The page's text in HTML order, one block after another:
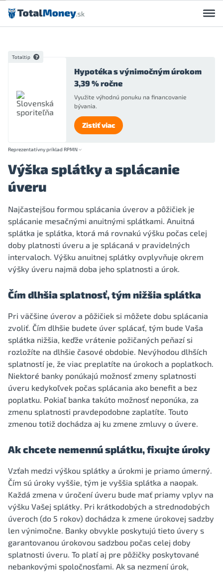
Preskočiť na obsah
Totaltip
Hypotéka s výnimočným úrokom
3,39 % ročne
Využite výhodnú ponuku na financovanie
bývania.
Zistiť viac
Reprezentatívny príklad RPMN
Výška splátky a splácanie
úveru
Najčastejšou formou splácania úverov a pôžičiek je
splácanie mesačnými anuitnými splátkami. Anuitná
splátka je splátka, ktorá má rovnakú výšku počas celej
doby platnosti úveru a je splácaná v pravidelných
intervaloch. Výšku anuitnej splátky ovplyvňuje okrem
výšky úveru najmä doba jeho splatnosti a úrok.
Čím dlhšia splatnosť, tým nižšia splátka
Pri väčšine úverov a pôžičiek si môžete dobu splácania
zvoliť. Čím dlhšie budete úver splácať, tým bude Vaša
splátka nižšia, keďže vrátenie požičaných peňazí si
rozložíte na dlhšie časové obdobie. Nevýhodou dlhších
splatností je, že viac preplatíte na úrokoch a poplatkoch.
Niektoré banky ponúkajú možnosť zmeny splatnosti
úveru kedykoľvek počas splácania ako benefit a bez
poplatku. Pokiaľ banka takúto možnosť neponúka, za
zmenu splatnosti pravdepodobne zaplatíte. Touto
zmenou totiž dochádza aj ku zmene zmluvy o úvere.
Ak chcete nemennú splátku, fixujte úroky
Vzťah medzi výškou splátky a úrokmi je priamo úmerný.
Čím sú úroky vyššie, tým je vyššia splátka a naopak.
Každá zmena v úročení úveru bude mať priamy vplyv na
výšku Vašej splátky. Pri krátkodobých a strednodobých
úveroch (do 5 rokov) dochádza k zmene úrokovej sadzby
len výnimočne. Banky obvykle poskytujú tieto úvery s
garantovanou úrokovou sadzbou počas celej doby
splatnosti úveru. To platí aj pre pôžičky poskytované
nebankovými spoločnosťami. Ak sa nezmení úrok,